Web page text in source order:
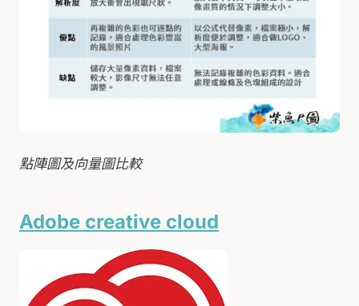
點陣圖及向量圖比較
Adobe creative cloud